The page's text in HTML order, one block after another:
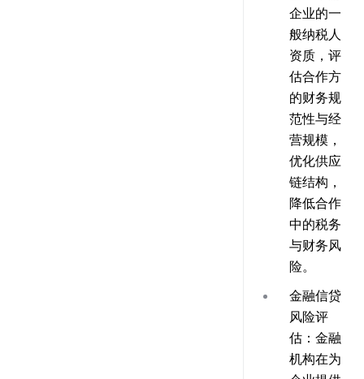
企业的一
般纳税人
资质，评
估合作方
的财务规
范性与经
营规模，
优化供应
链结构，
降低合作
中的税务
与财务风
险。
金融信贷
风险评
估 ：金融
机构在为